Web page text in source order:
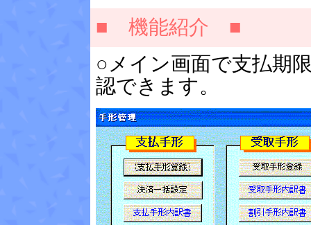
■ 機能紹介 ■
○メイン画面で支払期
認できます。